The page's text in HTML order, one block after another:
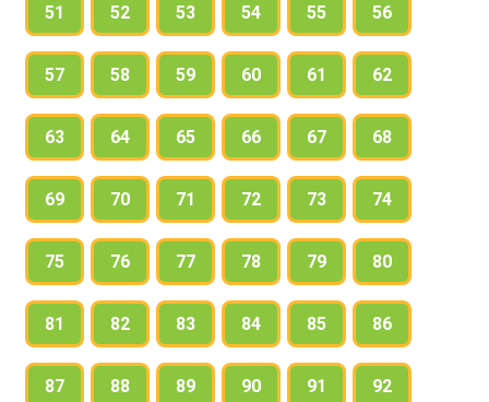
51 52 53 54 55 56
57 58 59 60 61 62
63 64 65 66 67 68
69 70 71 72 73 74
75 76 77 78 79 80
81 82 83 84 85 86
87 88 89 90 91 92